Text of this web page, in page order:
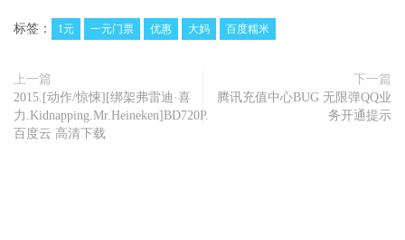
标签： 1元 一元门票 优惠 大妈 百度糯米
上一篇
2015.[动作/惊悚][绑架弗雷迪·喜
力.Kidnapping.Mr.Heineken]BD720P.
百度云 高清下载
下一篇
腾讯充值中心BUG 无限弹QQ业
务开通提示